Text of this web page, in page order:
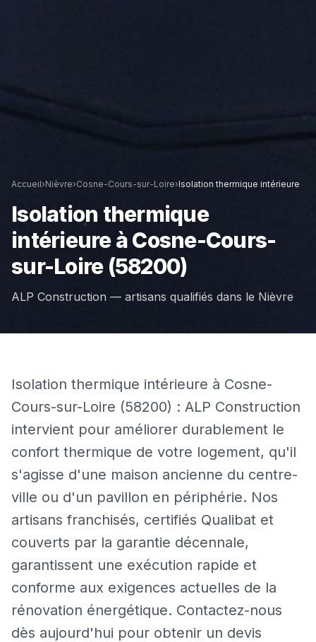
Accueil›Nièvre›Cosne-Cours-sur-Loire›Isolation thermique intérieure
Isolation thermique
intérieureàCosne-Cours-
sur-Loire(58200)
ALP Construction — artisans qualifiés dans le Nièvre
Isolation thermique intérieure à Cosne-
Cours-sur-Loire (58200) : ALP Construction
intervient pour améliorer durablement le
confort thermique de votre logement, qu'il
s'agisse d'une maison ancienne du centre-
ville ou d'un pavillon en périphérie. Nos
artisans franchisés, certifiés Qualibat et
couverts par la garantie décennale,
garantissent une exécution rapide et
conforme aux exigences actuelles de la
rénovation énergétique. Contactez-nous
dès aujourd'hui pour obtenir un devis